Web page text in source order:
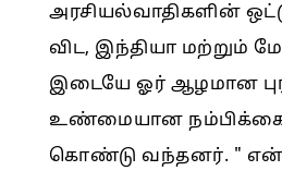
அரசியல்வாதிகளின்
விட, இந்தியா மற்றும்
இடையே ஓர் ஆழமான
உண்மையான
கொண்டு வந்தனர். "